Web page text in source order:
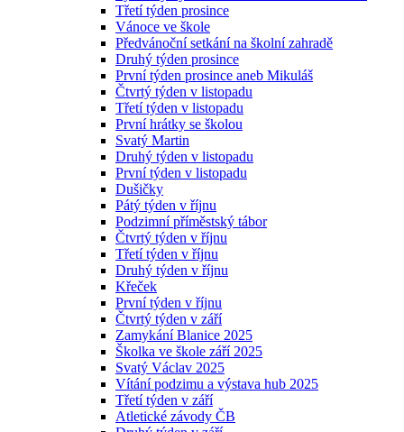
Třetí týden prosince
Vánoce ve škole
Předvánoční setkání na školní zahradě
Druhý týden prosince
První týden prosince aneb Mikuláš
Čtvrtý týden v listopadu
Třetí týden v listopadu
První hrátky se školou
Svatý Martin
Druhý týden v listopadu
První týden v listopadu
Dušičky
Pátý týden v říjnu
Podzimní příměstský tábor
Čtvrtý týden v říjnu
Třetí týden v říjnu
Druhý týden v říjnu
Křeček
První týden v říjnu
Čtvrtý týden v září
Zamykání Blanice 2025
Školka ve škole září 2025
Svatý Václav 2025
Vítání podzimu a výstava hub 2025
Třetí týden v září
Atletické závody ČB